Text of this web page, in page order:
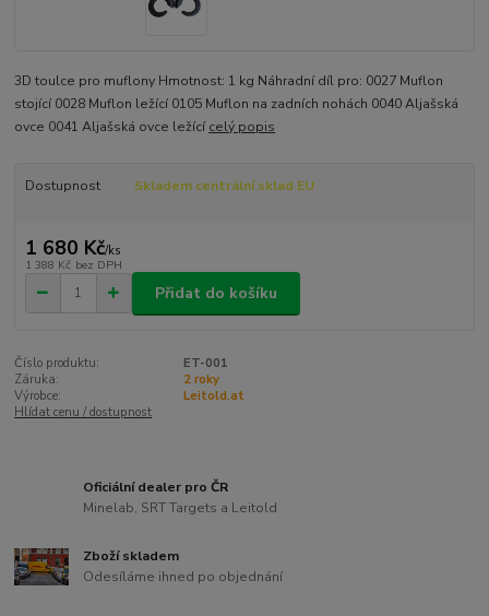
3D toulce pro muflony Hmotnost: 1 kg Náhradní díl pro: 0027 Muflon
stojící 0028 Muflon ležící 0105 Muflon na zadních nohách 0040 Aljašská
ovce 0041 Aljašská ovce ležící celý popis
Dostupnost Skladem centrální sklad EU
1 680 Kč/ks
1 388 Kč bez DPH
Přidat do košíku
Číslo produktu:
ET-001
Záruka:
2 roky
Výrobce:
Leitold.at
Hlídat cenu / dostupnost
Oficiální dealer pro ČR
Minelab, SRT Targets a Leitold
Zboží skladem
Odesíláme ihned po objednání